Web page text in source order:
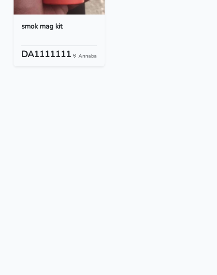
smok mag kit
DA1111111 Annaba